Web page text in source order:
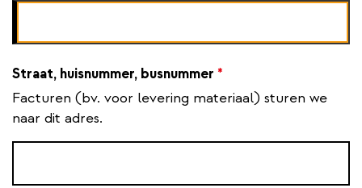
Straat, huisnummer, busnummer *
Facturen (bv. voor levering materiaal) sturen we
naar dit adres.